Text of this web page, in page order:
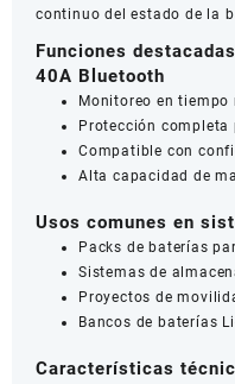
continuo del estado de la
Funciones
40A Bluetooth
Monitoreo en
Protección
Compatible con
Alta capacidad de
Usos comunes en
Packs de baterías
Sistemas de
Proyectos de
Bancos de baterías
Características